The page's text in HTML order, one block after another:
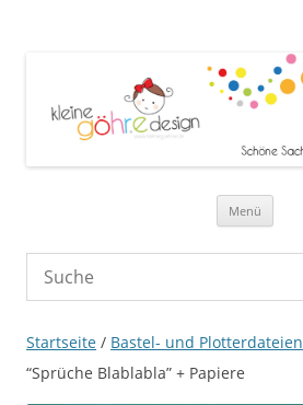
Menü
Startseite / Bastel- und Plotterdateien
“Sprüche Blablabla” + Papiere